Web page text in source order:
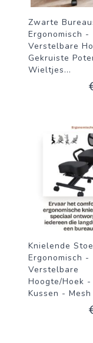
Zwarte
Ergonomisch -
Verstelbare
Gekruiste
Wieltjes...
Knielende
Ergonomisch -
Verstelbare
Hoogte/Hoek -
Kussen - Mesh